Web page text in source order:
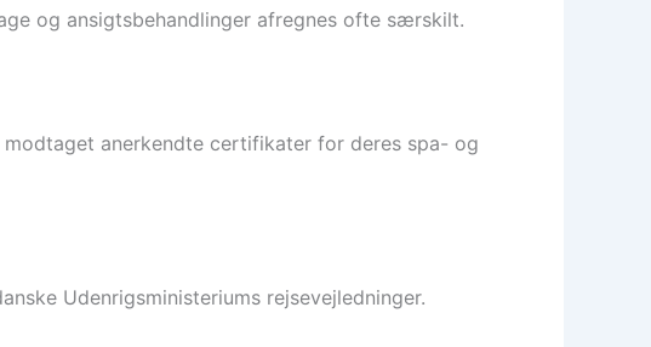
og ansigtsbehandlinger afregnes ofte særskilt.
anerkendte certifikater for deres spa- og
Udenrigsministeriums rejsevejledninger.